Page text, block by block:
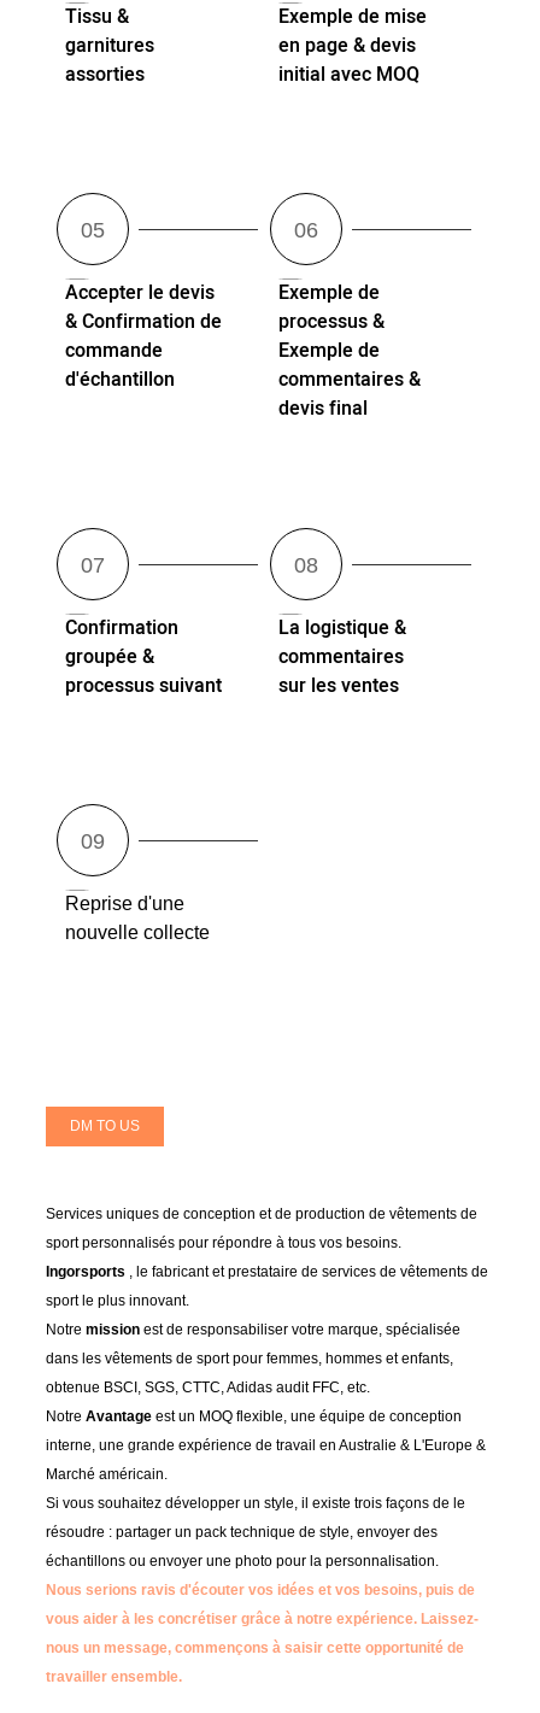
Tissu &
garnitures
assorties
Exemple de mise
en page & devis
initial avec MOQ
Accepter le devis
& Confirmation de
commande
d'échantillon
Exemple de
processus &
Exemple de
commentaires &
devis final
Confirmation
groupée &
processus suivant
La logistique &
commentaires
sur les ventes
Reprise d'une
nouvelle collecte
DM TO US
Services uniques de conception et de production de vêtements de
sport personnalisés pour répondre à tous vos besoins.
Ingorsports , le fabricant et prestataire de services de vêtements de
sport le plus innovant.
Notremissionest de responsabiliser votre marque, spécialisée
dans les vêtements de sport pour femmes, hommes et enfants,
obtenue BSCI, SGS, CTTC, Adidas audit FFC, etc.
NotreAvantageest un MOQ flexible, une équipe de conception
interne, une grande expérience de travail en Australie & L'Europe &
Marché américain.
Si vous souhaitez développer un style, il existe trois façons de le
résoudre : partager un pack technique de style, envoyer des
échantillons ou envoyer une photo pour la personnalisation.
Nous serions ravis d'écouter vos idées et vos besoins, puis de
vous aider à les concrétiser grâce à notre expérience. Laissez-
nous un message, commençons à saisir cette opportunité de
travailler ensemble.